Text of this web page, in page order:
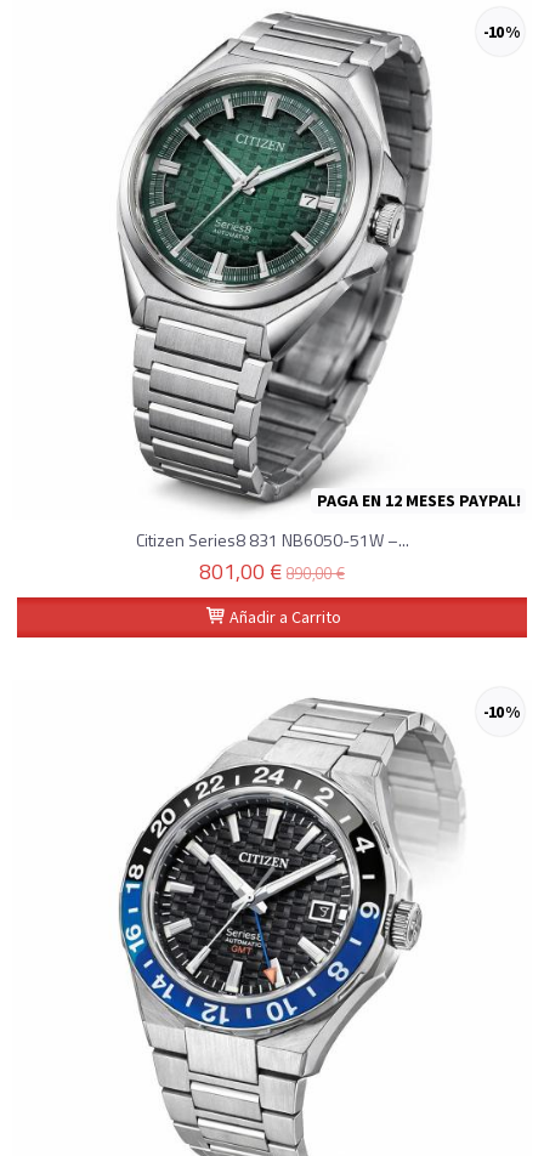
PAGA EN 12 MESES PAYPAL!
-10 %
Citizen Series8 831 NB6050-51W –...
801,00 € 890,00 €
Añadir a Carrito
-10 %